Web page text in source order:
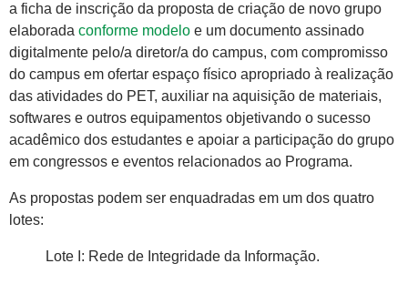
a ficha de inscrição da proposta de criação de novo grupo
elaborada conforme modelo e um documento assinado
digitalmente pelo/a diretor/a do campus, com compromisso
do campus em ofertar espaço físico apropriado à realização
das atividades do PET, auxiliar na aquisição de materiais,
softwares e outros equipamentos objetivando o sucesso
acadêmico dos estudantes e apoiar a participação do grupo
em congressos e eventos relacionados ao Programa.
As propostas podem ser enquadradas em um dos quatro
lotes:
Lote I: Rede de Integridade da Informação.